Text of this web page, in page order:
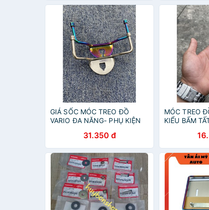
GIÁ SỐC MÓC TREO ĐỒ
VARIO ĐA NĂNG- PHỤ KIỆN
31.350 đ
MÓC TREO
KIỂU BẤM